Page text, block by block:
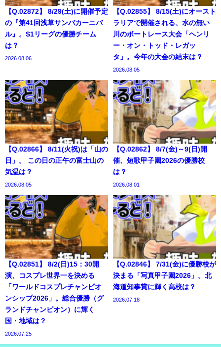
【Q.02872】 8/29(土)に開催予定
の『第41回浅草サンバカーニバ
ル』。S1リーグの優勝チーム
は？
2026.08.06
【Q.02855】 8/15(土)にオースト
ラリアで開催される、水の無い
川のボートレース大会「ヘンリ
ー・オン・トッド・レガッ
タ」。今年の大会の結末は？
2026.08.05
【Q.02866】 8/11(火祝)は「山の
日」。 この日の正午の富士山の
気温は？
2026.08.05
【Q.02862】 8/7(金)～9(日)開
催、短歌甲子園2026の優勝校
は？
2026.08.01
【Q.02851】 8/2(日)15：30開
演、コスプレ世界一を決める
「ワールドコスプレチャンピオ
ンシップ2026」。総合優勝（グ
ランドチャンピオン）に輝く
国・地域は？
2026.07.25
【Q.02846】 7/31(金)に優勝校が
決まる「写真甲子園2026」。北
海道知事賞に輝く高校は？
2026.07.18